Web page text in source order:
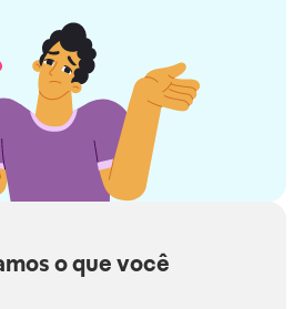
o que você